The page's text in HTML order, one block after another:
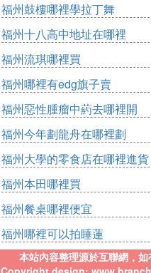
福州鼓樓哪裡學拉丁舞
福州十八高中地址在哪裡
福州流琪哪裡買
福州哪裡有edg旗子賣
福州惡性腫瘤中葯去哪裡開
福州今年劃龍舟在哪裡劃
福州大學的零食店在哪裡進貨
福州本田哪裡買
福州餐桌哪裡便宜
福州哪裡可以拍睡蓮
本站內容整理源於互聯網，如